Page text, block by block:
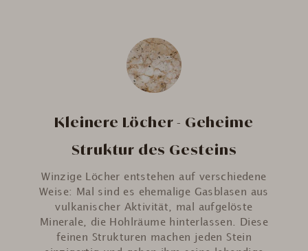
Kleinere Löcher - Geheime
Struktur des Gesteins
Winzige Löcher entstehen auf verschiedene
Weise: Mal sind es ehemalige Gasblasen aus
vulkanischer Aktivität, mal aufgelöste
Minerale, die Hohlräume hinterlassen. Diese
feinen Strukturen machen jeden Stein